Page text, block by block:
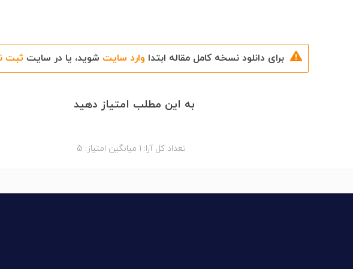
برای دانلود نسخه کامل مقاله ابتدا وارد سایت شوید، یا در سایت ثبت
به این مطلب امتیاز دهید
تعداد کل آرا: 1 میانگین امتیاز: 5